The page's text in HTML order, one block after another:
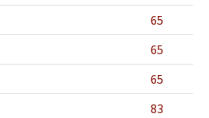
65
65
65
83